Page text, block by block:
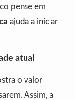
pense em
ajuda a iniciar
atual
o valor
Assim, a